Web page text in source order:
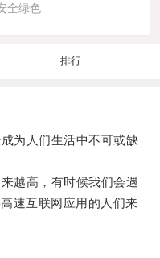
全绿色
排行
为人们生活中不可或缺
越高，有时候我们会遇
速互联网应用的人们来